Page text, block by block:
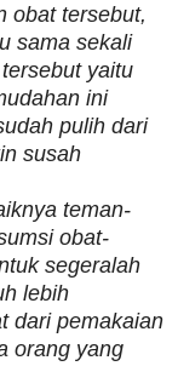
obat tersebut,
sama sekali
yaitu
ini
pulih dari
susah
teman-
obat-
segeralah
lebih
dari pemakaian
orang yang